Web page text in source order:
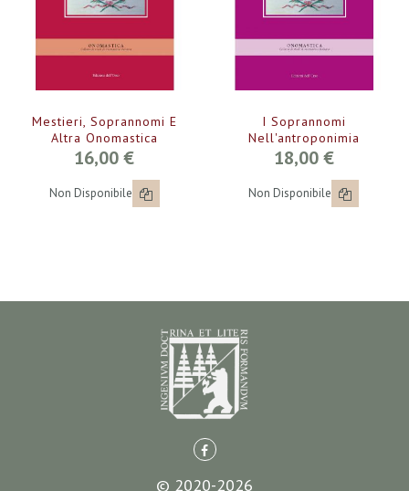
Mestieri, Soprannomi E
Altra Onomastica
16,00 €
Non Disponibile
I Soprannomi
Nell'antroponimia
18,00 €
Non Disponibile
© 2020-2026